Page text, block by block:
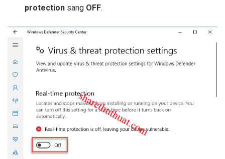
protection sang OFF.